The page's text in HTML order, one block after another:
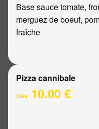
Base sauce tomate,
merguez de boeuf,
fraîche
Pizza cannibale
Dès 10.00 €